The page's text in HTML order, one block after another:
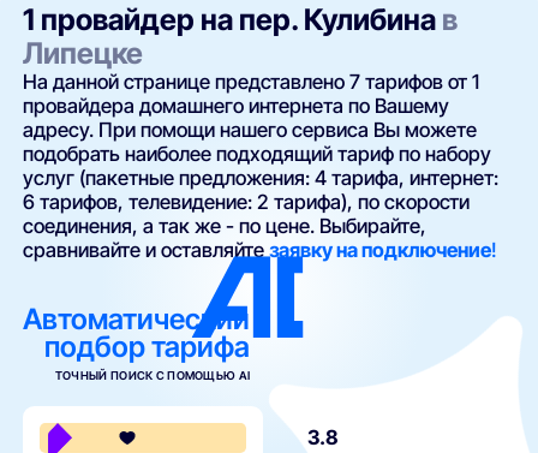
1 провайдер на пер. Кулибина в
Липецке
На данной странице представлено 7 тарифов от 1
провайдера домашнего интернета по Вашему
адресу. При помощи нашего сервиса Вы можете
подобрать наиболее подходящий тариф по набору
услуг (пакетные предложения: 4 тарифа, интернет:
6 тарифов, телевидение: 2 тарифа), по скорости
соединения, а так же - по цене. Выбирайте,
сравнивайте и оставляйтезаявку на подключение!
Автоматический
подбор тарифа
ТОЧНЫЙ ПОИСК С ПОМОЩЬЮ AI
3.8